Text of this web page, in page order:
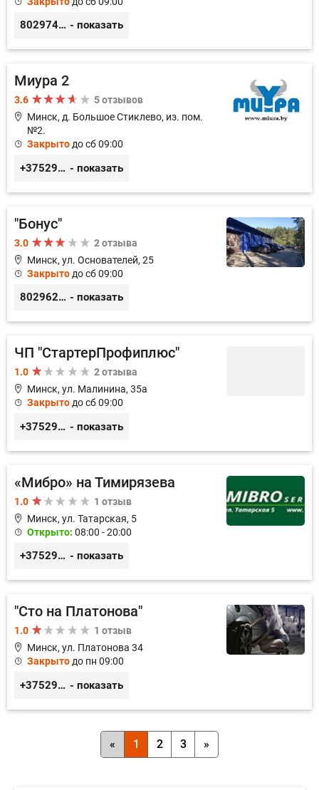
80297417788 - показать
Миура 2
3.6
5 отзывов
Минск, д. Большое Стиклево, из. пом.
№2.
Закрытодо сб 09:00
+375293431133 - показать
"Бонус"
3.0
2 отзыва
Минск, ул. Основателей, 25
Закрыто до сб 09:00
80296238800 - показать
ЧП "СтартерПрофиплюс"
1.0
2 отзыва
Минск, ул. Малинина, 35а
Закрытодо сб 09:00
+375291023838 - показать
«Мибро» на Тимирязева
1.0
1 отзыв
Минск, ул. Татарская, 5
Открыто: 08:00 - 20:00
+375293182800 - показать
"Сто на Платонова"
1.0
1 отзыв
Минск, ул. Платонова 34
Закрытодо пн 09:00
+375296366367, +375298786497 - показать
« 1 2 3 »